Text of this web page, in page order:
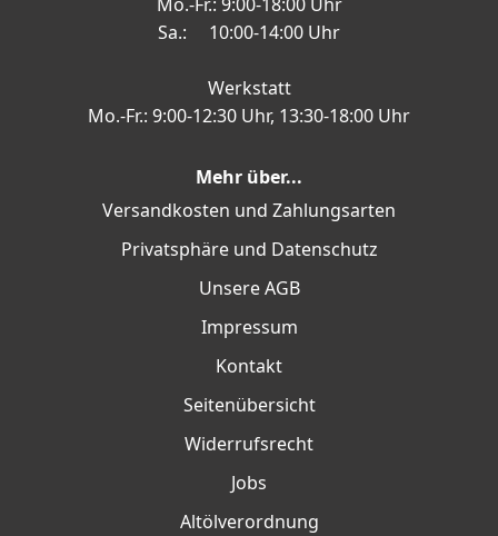
Sa.: 10:00-14:00 Uhr
Werkstatt
Mo.-Fr.: 9:00-12:30 Uhr, 13:30-18:00 Uhr
Mehr über...
Versandkosten und Zahlungsarten
Privatsphäre und Datenschutz
Unsere AGB
Impressum
Kontakt
Seitenübersicht
Widerrufsrecht
Jobs
Altölverordnung